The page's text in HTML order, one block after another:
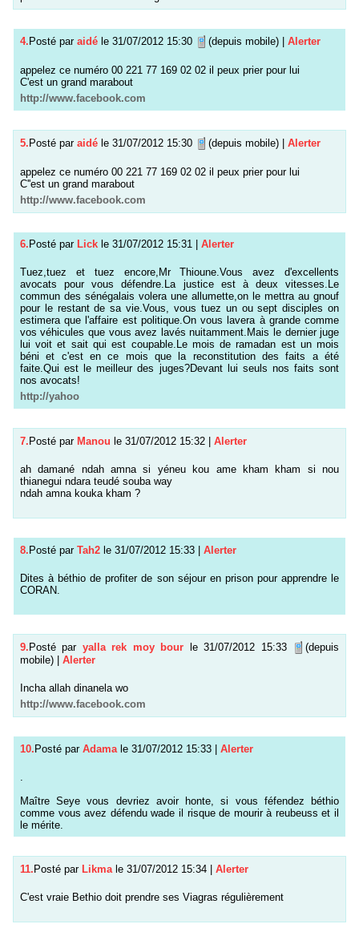
4. Posté par aidé le 31/07/2012 15:30 (depuis mobile)| Alerter
appelez ce numéro 00 221 77 169 02 02 il peux prier pour lui
C'est un grand marabout
http://www.facebook.com
5.Posté par aidé le 31/07/2012 15:30 (depuis mobile)| Alerter
appelez ce numéro 00 221 77 169 02 02 il peux prier pour lui
C''est un grand marabout
http://www.facebook.com
6. Posté par Lick le 31/07/2012 15:31 Alerter
Tuez,tuez et tuez encore,Mr Thioune.Vous avez d'excellents
avocats pour vous défendre.La justice est à deux vitesses.Le
commun des sénégalais volera une allumette,on le mettra au gnouf
pour le restant de sa vie.Vous, vous tuez un ou sept disciples on
estimera que l'affaire est politique.On vous lavera à grande comme
vos véhicules que vous avez lavés nuitamment.Mais le dernier juge
lui voit et sait qui est coupable.Le mois de ramadan est un mois
béni et c'est en ce mois que la reconstitution des faits a été
faite.Qui est le meilleur des juges?Devant lui seuls nos faits sont
nos avocats!
http://yahoo
7. Posté par Manou le 31/07/2012 15:32 Alerter
ah damané ndah amna si yéneu kou ame kham kham si nou
thianegui ndara teudé souba way
ndah amna kouka kham ?
8. Posté par Tah2 le 31/07/2012 15:33 Alerter
Dites à béthio de profiter de son séjour en prison pour apprendre le
CORAN.
9. Posté par yalla rek moy bour le 31/07/2012 15:33
(depuis
mobile)| Alerter
Incha allah dinanela wo
http://www.facebook.com
10.Posté par Adama le 31/07/2012 15:33 | Alerter
Maître Seye vous devriez avoir honte, si vous féfendez béthio
comme vous avez défendu wade il risque de mourir à reubeuss et il
le mérite.
11. Posté par Likma le 31/07/2012 15:34 Alerter
C'est vraie Bethio doit prendre ses Viagras régulièrement